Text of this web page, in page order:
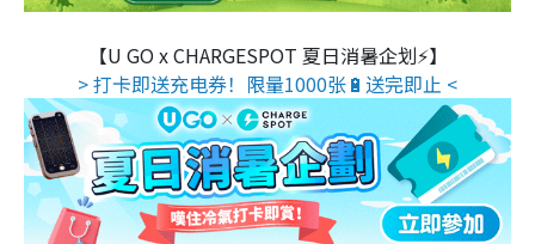
【U GO x CHARGESPOT 夏日消暑企划⚡】
> 打卡即送充电券！限量1000张🔋送完即止 <